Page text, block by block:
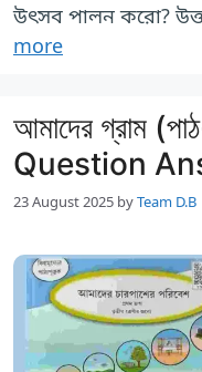
উৎসব পালন করো?
more
আমাদের গ্রাম
Question
23 August 2025 byTeam D.B